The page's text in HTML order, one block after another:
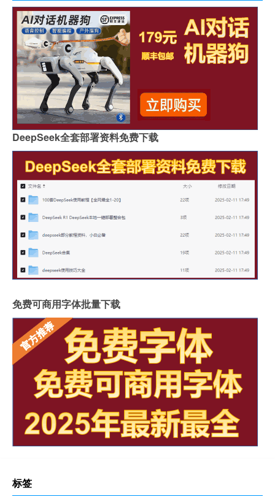
DeepSeek全套部署资料免费下载
免费可商用字体批量下载
标签